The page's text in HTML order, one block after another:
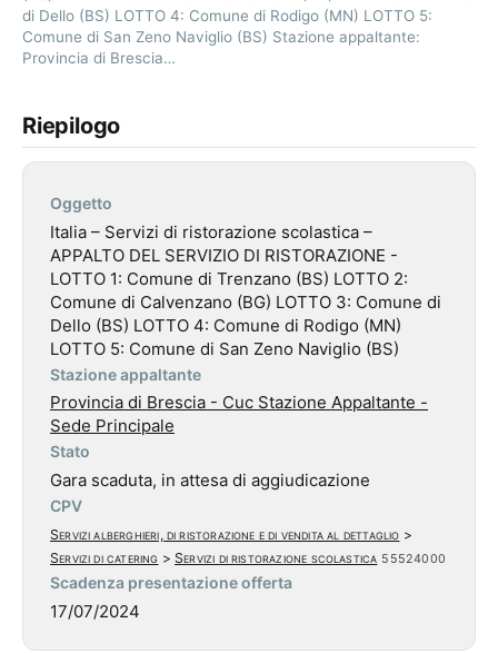
di Dello (BS) LOTTO 4: Comune di Rodigo (MN) LOTTO 5:
Comune di San Zeno Naviglio (BS) Stazione appaltante:
Provincia di Brescia…
Riepilogo
Oggetto
Italia – Servizi di ristorazione scolastica –
APPALTO DEL SERVIZIO DI RISTORAZIONE -
LOTTO 1: Comune di Trenzano (BS) LOTTO 2:
Comune di Calvenzano (BG) LOTTO 3: Comune di
Dello (BS) LOTTO 4: Comune di Rodigo (MN)
LOTTO 5: Comune di San Zeno Naviglio (BS)
Stazione appaltante
Provincia di Brescia - Cuc Stazione Appaltante -
Sede Principale
Stato
Gara scaduta, in attesa di aggiudicazione
CPV
Servizi alberghieri, di ristorazione e di vendita al dettaglio >
Servizi di catering > Servizi di ristorazione scolastica 55524000
Scadenza presentazione offerta
17/07/2024